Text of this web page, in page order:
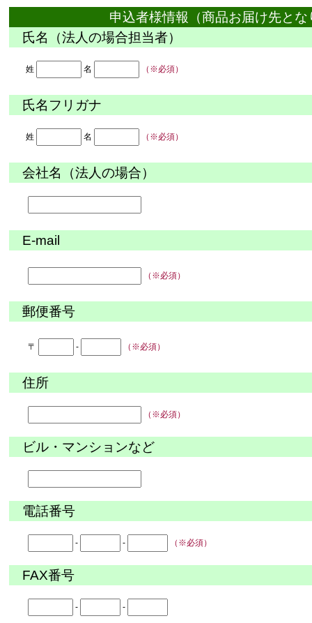
申込者様情報（商品お届け先とな
氏名（法人の場合担当者）
姓 名 （※必須）
氏名フリガナ
姓 名 （※必須）
会社名（法人の場合）
E-mail
（※必須）
郵便番号
〒 - （※必須）
住所
（※必須）
ビル・マンションなど
電話番号
- - （※必須）
FAX番号
- -